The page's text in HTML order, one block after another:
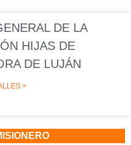
DE LA
HIJAS DE
DE LUJÁN
>